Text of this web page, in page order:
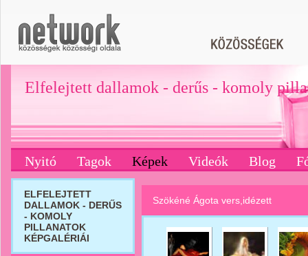
Elfelejtett dallamok - derűs - komoly
Nyitó Tagok Képek Videók Blog
ELFELEJTETT
DALLAMOK - DERŰS
- KOMOLY
PILLANATOK
KÉPGALÉRIÁI
Szökéné Ágota vers,idézett